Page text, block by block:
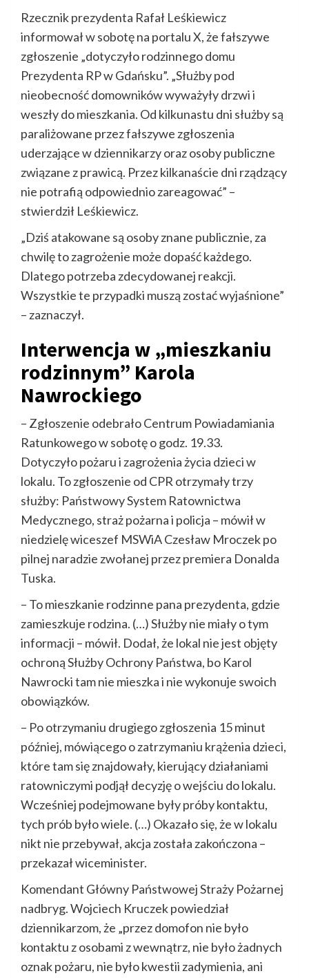
Rzecznik prezydenta Rafał Leśkiewicz
informował w sobotę na portalu X, że fałszywe
zgłoszenie „dotyczyło rodzinnego domu
Prezydenta RP w Gdańsku”. „Służby pod
nieobecność domowników wyważyły drzwi i
weszły do mieszkania. Od kilkunastu dni służby są
paraliżowane przez fałszywe zgłoszenia
uderzające w dziennikarzy oraz osoby publiczne
związane z prawicą. Przez kilkanaście dni rządzący
nie potrafią odpowiednio zareagować” –
stwierdził Leśkiewicz.
„Dziś atakowane są osoby znane publicznie, za
chwilę to zagrożenie może dopaść każdego.
Dlatego potrzeba zdecydowanej reakcji.
Wszystkie te przypadki muszą zostać wyjaśnione”
– zaznaczył.
Interwencja w „mieszkaniu
rodzinnym” Karola
Nawrockiego
– Zgłoszenie odebrało Centrum Powiadamiania
Ratunkowego w sobotę o godz. 19.33.
Dotyczyło pożaru i zagrożenia życia dzieci w
lokalu. To zgłoszenie od CPR otrzymały trzy
służby: Państwowy System Ratownictwa
Medycznego, straż pożarna i policja – mówił w
niedzielę wiceszef MSWiA Czesław Mroczek po
pilnej naradzie zwołanej przez premiera Donalda
Tuska.
– To mieszkanie rodzinne pana prezydenta, gdzie
zamieszkuje rodzina. (…) Służby nie miały o tym
informacji – mówił. Dodał, że lokal nie jest objęty
ochroną Służby Ochrony Państwa, bo Karol
Nawrocki tam nie mieszka i nie wykonuje swoich
obowiązków.
– Po otrzymaniu drugiego zgłoszenia 15 minut
później, mówiącego o zatrzymaniu krążenia dzieci,
które tam się znajdowały, kierujący działaniami
ratowniczymi podjął decyzję o wejściu do lokalu.
Wcześniej podejmowane były próby kontaktu,
tych prób było wiele. (…) Okazało się, że w lokalu
nikt nie przebywał, akcja została zakończona –
przekazał wiceminister.
Komendant Główny Państwowej Straży Pożarnej
nadbryg. Wojciech Kruczek powiedział
dziennikarzom, że „przez domofon nie było
kontaktu z osobami z wewnątrz, nie było żadnych
oznak pożaru, nie było kwestii zadymienia, ani